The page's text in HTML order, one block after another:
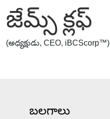
జేమ్స్ క్లఫ్
(అధ్యక్షుడు, CEO, iBCScorp™)
బలగాలు